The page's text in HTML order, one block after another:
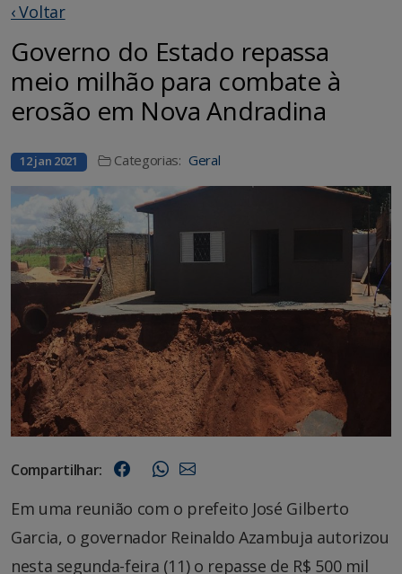
‹ Voltar
Governo do Estado repassa
meio milhão para combate à
erosão em Nova Andradina
12 jan 2021 Categorias: Geral
Compartilhar:
Em uma reunião com o prefeito José Gilberto
Garcia, o governador Reinaldo Azambuja autorizou
nesta segunda-feira (11) o repasse de R$ 500 mil